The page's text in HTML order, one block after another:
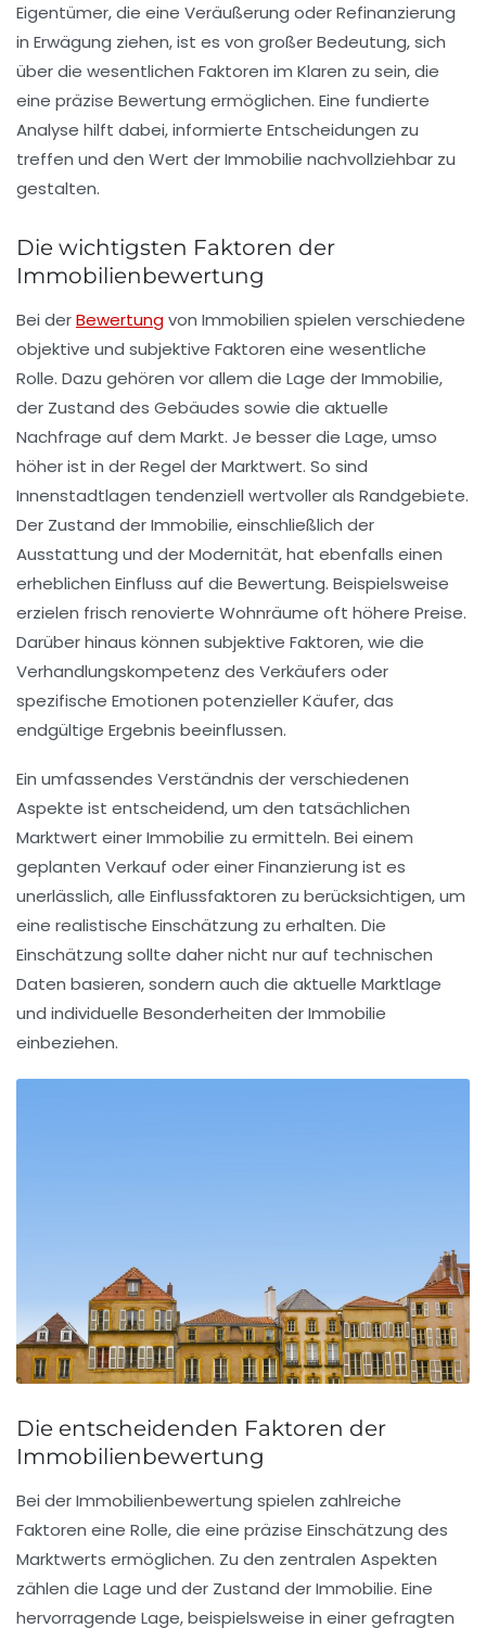
Eigentümer, die eine Veräußerung oderRefinanzierung
in Erwägung ziehen, ist es von großer Bedeutung, sich
über die wesentlichen Faktoren im Klaren zu sein, die
eine präzise Bewertung ermöglichen. Eine fundierte
Analyse hilft dabei, informierte Entscheidungen zu
treffen und den Wert der Immobilie nachvollziehbar zu
gestalten.
Die wichtigsten Faktoren der
Immobilienbewertung
Bei derBewertungvon Immobilien spielen verschiedene
objektive und subjektive Faktoren eine wesentliche
Rolle. Dazu gehören vor allem die Lage der Immobilie,
der Zustand des Gebäudes sowie die aktuelle
Nachfrage auf dem Markt. Je besser die Lage, umso
höher ist in der Regel der Marktwert. So sind
Innenstadtlagen tendenziell wertvoller als Randgebiete.
Der Zustand der Immobilie, einschließlich der
Ausstattung und der Modernität, hat ebenfalls einen
erheblichen Einfluss auf die Bewertung. Beispielsweise
erzielen frisch renovierte Wohnräume oft höhere Preise.
Darüber hinaus können subjektive Faktoren, wie die
Verhandlungskompetenz des Verkäufers oder
spezifische Emotionen potenzieller Käufer, das
endgültige Ergebnis beeinflussen.
Ein umfassendes Verständnis der verschiedenen
Aspekte ist entscheidend, um den tatsächlichen
Marktwert einer Immobilie zu ermitteln. Bei einem
geplanten Verkauf oder einer Finanzierung ist es
unerlässlich, alle Einflussfaktoren zu berücksichtigen, um
eine realistische Einschätzung zu erhalten. Die
Einschätzung sollte daher nicht nur auf technischen
Daten basieren, sondern auch die aktuelle Marktlage
und individuelle Besonderheiten der Immobilie
einbeziehen.
Die entscheidenden Faktoren der
Immobilienbewertung
Bei derImmobilienbewertung spielen zahlreiche
Faktoren eine Rolle, die eine präzise Einschätzung des
Marktwerts ermöglichen. Zu den zentralen Aspekten
zählen die Lage und der Zustand der Immobilie. Eine
hervorragende Lage, beispielsweise in einer gefragten